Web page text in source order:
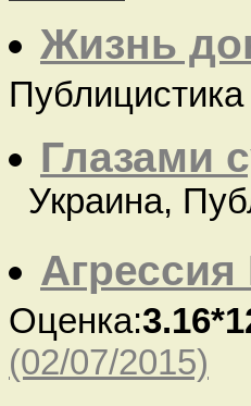
Жизнь
Публицистика
Глазами
Украина,
Оценка:
(02/07/2015)